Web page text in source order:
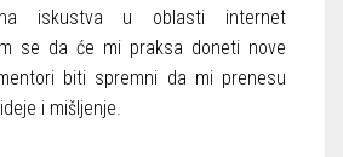
iskustva u oblasti internet
se da će mi praksa doneti nove
biti spremni da mi prenesu
i mišljenje.